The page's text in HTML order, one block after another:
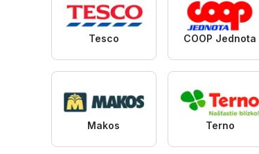
Tesco COOP Jednota
Makos Terno